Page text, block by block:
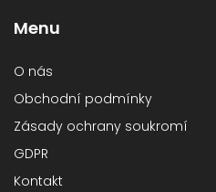
Menu
O nás
Obchodní podmínky
Zásady ochrany soukromí
GDPR
Kontakt